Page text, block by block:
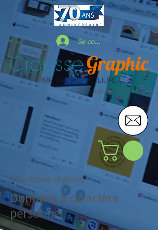
Se connecter
Tél. : +32 (0)71 36 47 47
Mentions légales
Données à caractère
personnel